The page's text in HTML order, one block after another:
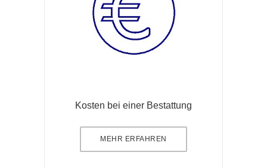
Kosten bei einer Bestattung
MEHR ERFAHREN